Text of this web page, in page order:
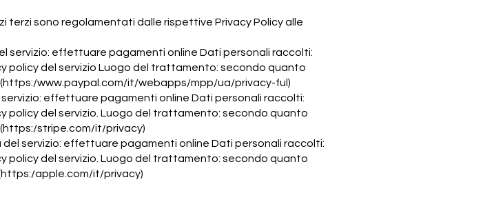
terzi sono regolamentati dalle rispettive Privacy Policy alle
servizio: effettuare pagamenti online Dati personali raccolti:
del servizio Luogo del trattamento: secondo quanto
(https:/www.paypal.com/it/webapps/mpp/ua/privacy-ful)
servizio: effettuare pagamenti online Dati personali raccolti:
del servizio. Luogo del trattamento: secondo quanto
stripe.com/it/privacy)
del servizio: effettuare pagamenti online Dati personali raccolti:
del servizio. Luogo del trattamento: secondo quanto
apple.com/it/privacy)